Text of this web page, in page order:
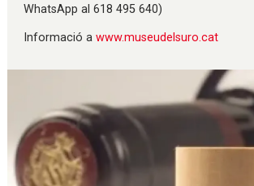
WhatsApp al 618 495 640)
Informació a www.museudelsuro.cat